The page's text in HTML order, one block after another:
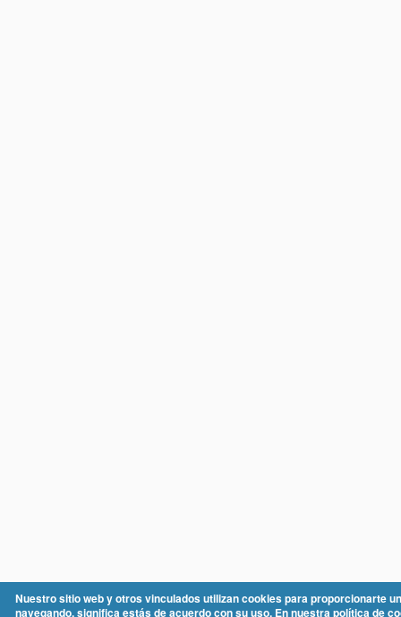
Nuestro sitio web y otros vinculados utilizan cookies para proporcionarte
navegando, significa estás de acuerdo con su uso. En nuestra política de